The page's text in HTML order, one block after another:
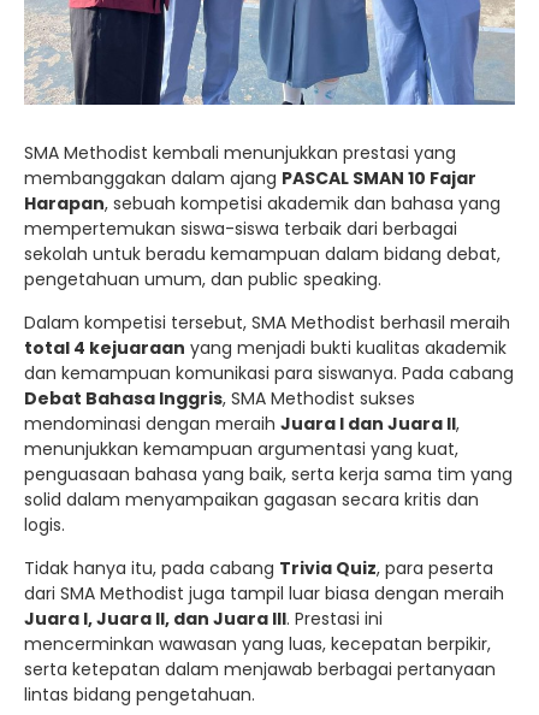
SMA Methodist kembali menunjukkan prestasi yang
membanggakan dalam ajang PASCAL SMAN 10 Fajar
Harapan, sebuah kompetisi akademik dan bahasa yang
mempertemukan siswa-siswa terbaik dari berbagai
sekolah untuk beradu kemampuan dalam bidang debat,
pengetahuan umum, dan public speaking.
Dalam kompetisi tersebut, SMA Methodist berhasil meraih
total 4 kejuaraan yang menjadi bukti kualitas akademik
dan kemampuan komunikasi para siswanya. Pada cabang
Debat Bahasa Inggris, SMA Methodist sukses
mendominasi dengan meraih Juara I dan Juara II,
menunjukkan kemampuan argumentasi yang kuat,
penguasaan bahasa yang baik, serta kerja sama tim yang
solid dalam menyampaikan gagasan secara kritis dan
logis.
Tidak hanya itu, pada cabang Trivia Quiz, para peserta
dari SMA Methodist juga tampil luar biasa dengan meraih
Juara I, Juara II, dan Juara III. Prestasi ini
mencerminkan wawasan yang luas, kecepatan berpikir,
serta ketepatan dalam menjawab berbagai pertanyaan
lintas bidang pengetahuan.